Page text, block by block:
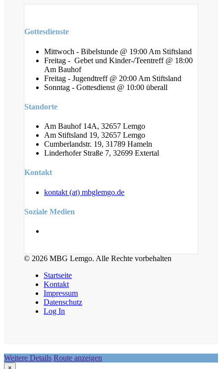
Gottesdienste
Mittwoch - Bibelstunde @ 19:00 Am Stiftsland
Freitag - Gebet und Kinder-/Teentreff @ 18:00
Am Bauhof
Freitag - Jugendtreff @ 20:00 Am Stiftsland
Sonntag - Gottesdienst @ 10:00 überall
Standorte
Am Bauhof 14A, 32657 Lemgo
Am Stiftsland 19, 32657 Lemgo
Cumberlandstr. 19, 31789 Hameln
Linderhofer Straße 7, 32699 Extertal
Kontakt
kontakt (at) mbglemgo.de
Soziale Medien
© 2026 MBG Lemgo. Alle Rechte vorbehalten
Startseite
Kontakt
Impressum
Datenschutz
Log In
Weitere Details Route anzeigen